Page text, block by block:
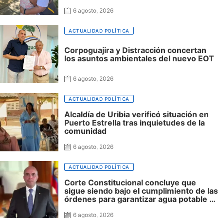
6 agosto, 2026
ACTUALIDAD POLÍTICA
Corpoguajira y Distracción concertan
los asuntos ambientales del nuevo EOT
6 agosto, 2026
ACTUALIDAD POLÍTICA
Alcaldía de Uribia verificó situación en
Puerto Estrella tras inquietudes de la
comunidad
6 agosto, 2026
ACTUALIDAD POLÍTICA
Corte Constitucional concluye que
sigue siendo bajo el cumplimiento de las
órdenes para garantizar agua potable a
6 agosto, 2026